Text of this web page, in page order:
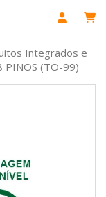
Integrados e
PINOS (TO-99)